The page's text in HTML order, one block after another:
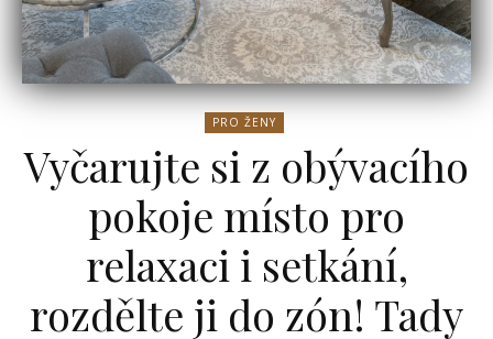
PRO ŽENY
Vyčarujte si z obývacího
pokoje místo pro
relaxaci i setkání,
rozdělte ji do zón! Tady